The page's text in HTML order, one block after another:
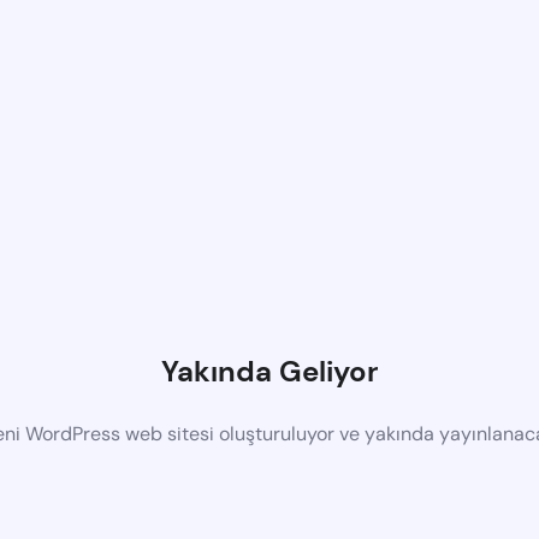
Yakında Geliyor
WordPress web sitesi oluşturuluyor ve yakında